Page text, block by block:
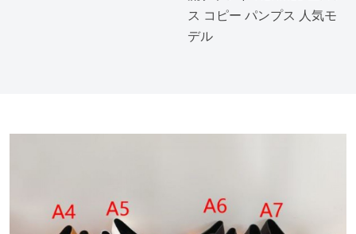
ス コピー パンプス 人気モ
デル